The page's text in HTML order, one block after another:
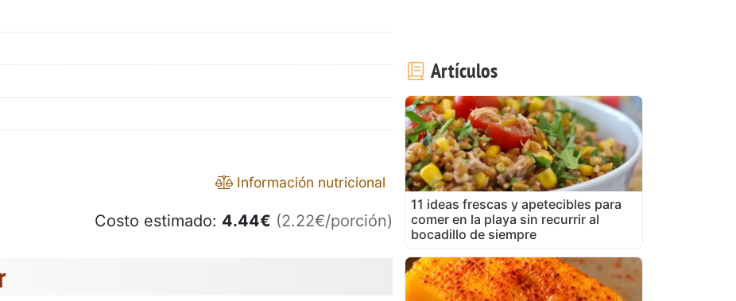
Información nutricional
Costo estimado: 4.44€ (2.22€/porción)
Artículos
11 ideas frescas y apetecibles para
comer en la playa sin recurrir al
bocadillo de siempre